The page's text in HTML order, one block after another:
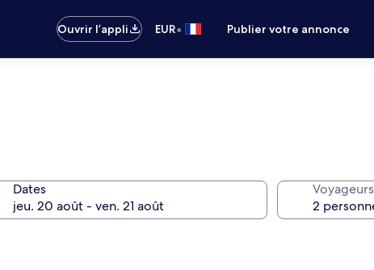
Ouvrir l’appli
EUR• Publier votre annonce
Dates Voyageurs